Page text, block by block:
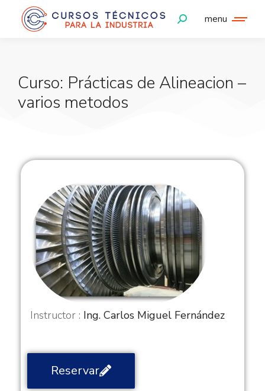
menu
Curso: Prácticas de Alineacion –
varios metodos
Instructor : Ing. Carlos Miguel Fernández
Reservar